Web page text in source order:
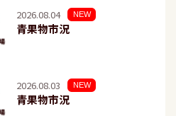
2026.08.04 NEW
青果物市況
2026.08.03 NEW
青果物市況